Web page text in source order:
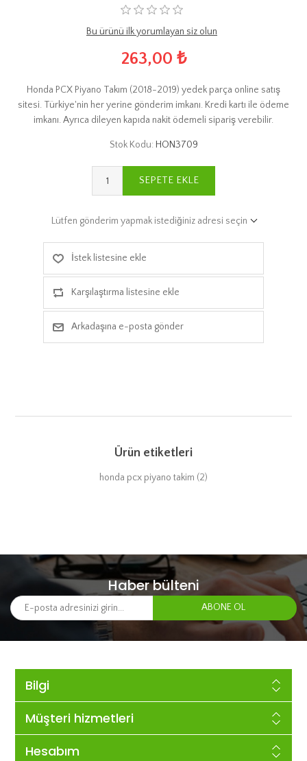
Bu ürünü ilk yorumlayan siz olun
263,00 ₺
Honda PCX Piyano Takım (2018-2019) yedek parça online satış
sitesi. Türkiye'nin her yerine gönderim imkanı. Kredi kartı ile ödeme
imkanı. Ayrıca dileyen kapıda nakit ödemeli sipariş verebilir.
Stok Kodu: HON3709
SEPETE EKLE
Lütfen gönderim yapmak istediğiniz adresi seçin
İstek listesine ekle
Karşılaştırma listesine ekle
Arkadaşına e-posta gönder
Ürün etiketleri
honda pcx piyano takim (2)
Haber bülteni
Bilgi
Müşteri hizmetleri
Hesabım